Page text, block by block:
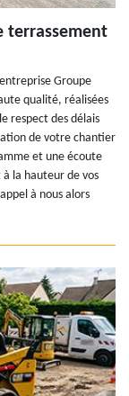
terrassement
Groupe
qualité, réalisées
respect des délais
de votre chantier
et une écoute
la hauteur de vos
à nous alors